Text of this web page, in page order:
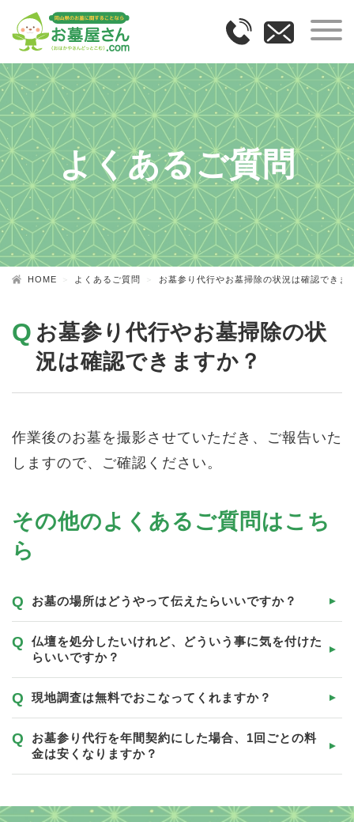
よくあるご質問
HOME よくあるご質問 お墓参り代行やお墓掃除の状況は確認できま
お墓参り代行やお墓掃除の状
況は確認できますか？
作業後のお墓を撮影させていただき、ご報告いた
しますので、ご確認ください。
その他のよくあるご質問はこち
ら
お墓の場所はどうやって伝えたらいいですか？
仏壇を処分したいけれど、どういう事に気を付けた
らいいですか？
現地調査は無料でおこなってくれますか？
お墓参り代行を年間契約にした場合、1回ごとの料
金は安くなりますか？